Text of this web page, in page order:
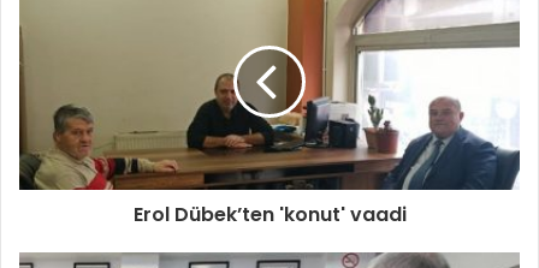
Erol Dübek’ten 'konut' vaadi